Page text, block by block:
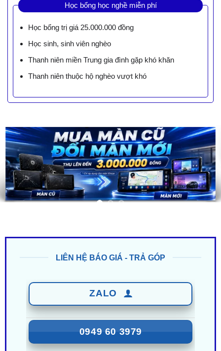
Học bổng học nghề miễn phí
Học bổng trị giá 25.000.000 đồng
Học sinh, sinh viên nghèo
Thanh niên miền Trung gia đình gặp khó khăn
Thanh niên thuộc hộ nghèo vượt khó
0949 60 3979